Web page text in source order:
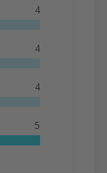
4
4
4
5